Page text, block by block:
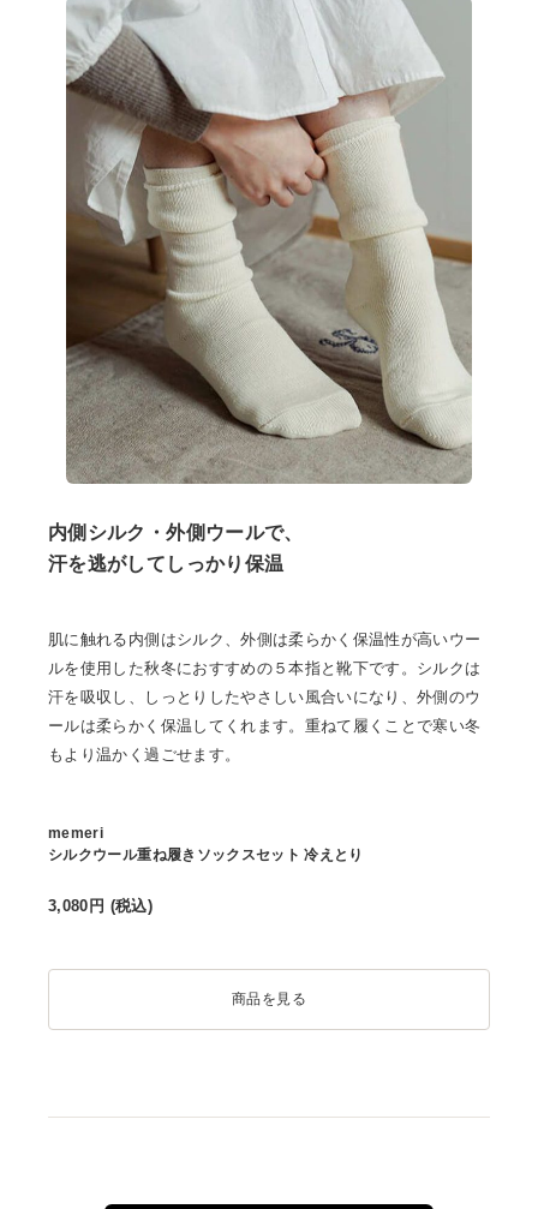
内側シルク・外側ウールで、
汗を逃がしてしっかり保温
肌に触れる内側はシルク、外側は柔らかく保温性が高いウー
ルを使用した秋冬におすすめの５本指と靴下です。シルクは
汗を吸収し、しっとりしたやさしい風合いになり、外側のウ
ールは柔らかく保温してくれます。重ねて履くことで寒い冬
もより温かく過ごせます。
memeri
シルクウール重ね履きソックスセット 冷えとり
3,080 円 (税込)
商品を見る